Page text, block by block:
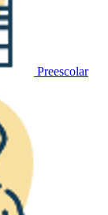
Preescolar